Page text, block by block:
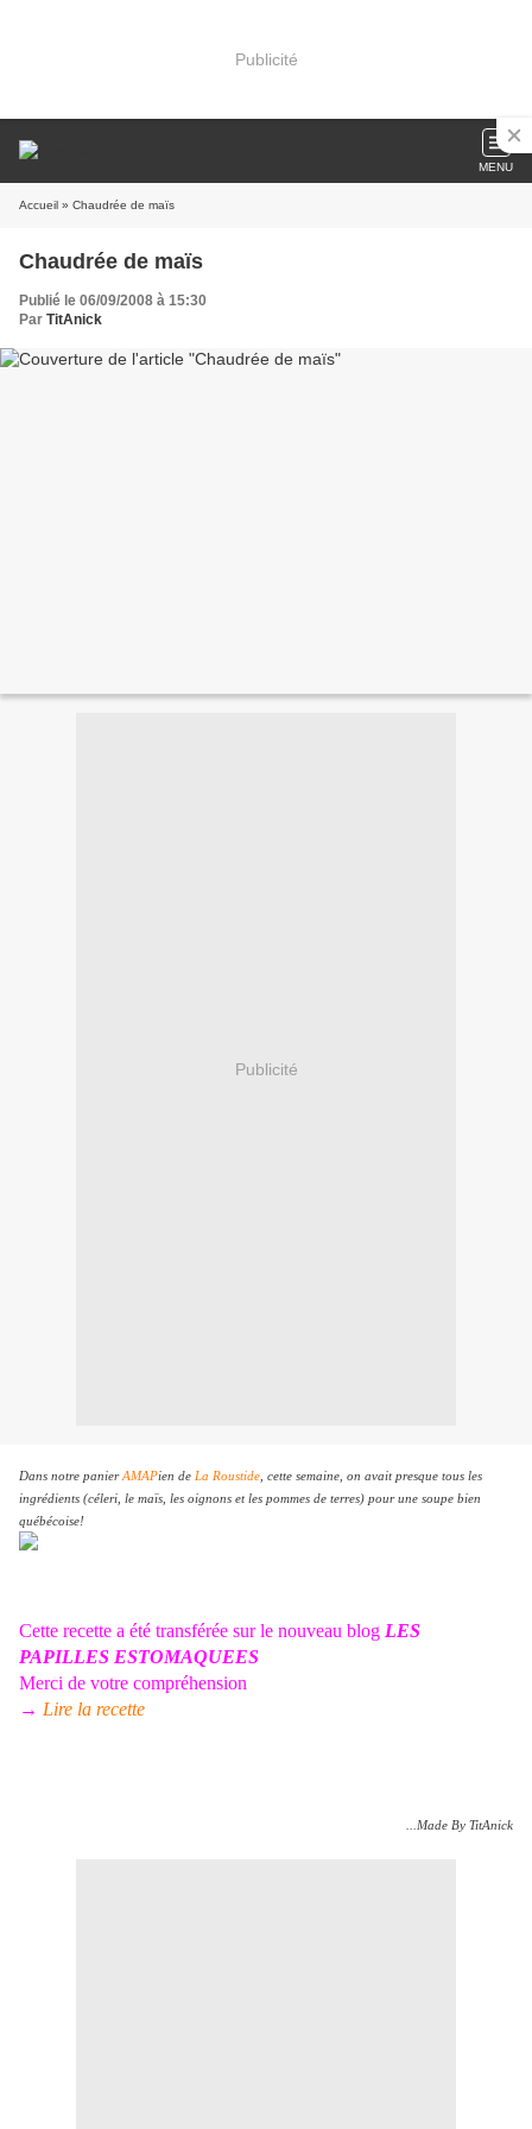
Publicité
MENU
Accueil » Chaudrée de maïs
Chaudrée de maïs
Publié le 06/09/2008 à 15:30
Par TitAnick
Publicité
Dans notre panier AMAPien de La Roustide , cette semaine, on avait presque tous les
ingrédients (céleri, le maïs, les oignons et les pommes de terres) pour une soupe bien
québécoise!
Cette recette a été transférée sur le nouveau blog LES
PAPILLES ESTOMAQUEES
Merci de votre compréhension
→ Lire la recette
...Made By TitAnick